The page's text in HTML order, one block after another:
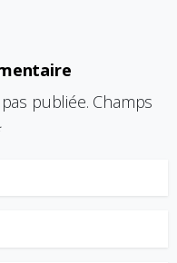
publiée. Champs